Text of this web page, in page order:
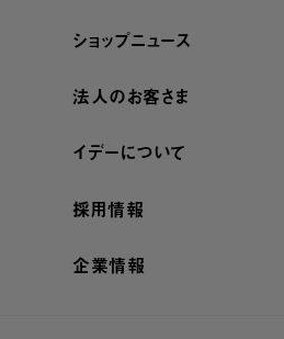
ショップニュース
法人のお客さま
イデーについて
採用情報
企業情報